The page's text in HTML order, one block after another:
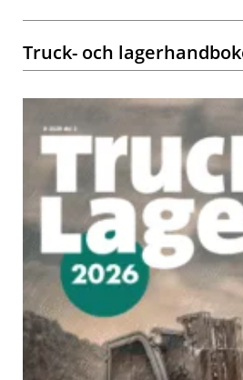
Truck- och